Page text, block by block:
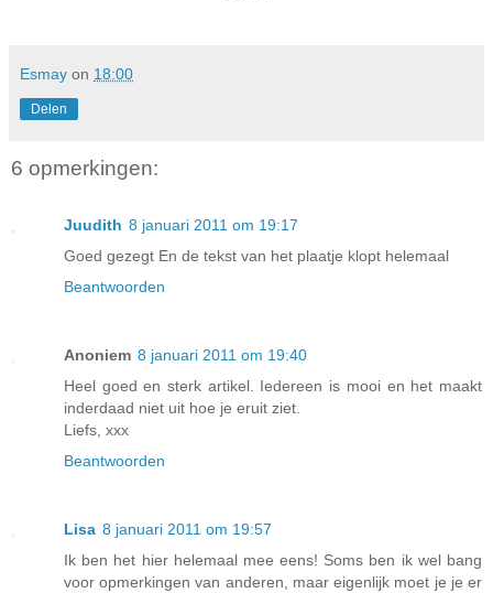
Esmay on 18:00
Delen
6 opmerkingen:
Juudith 8 januari 2011 om 19:17
Goed gezegt En de tekst van het plaatje klopt helemaal
Beantwoorden
Anoniem 8 januari 2011 om 19:40
Heel goed en sterk artikel. Iedereen is mooi en het maakt
inderdaad niet uit hoe je eruit ziet.
Liefs, xxx
Beantwoorden
Lisa 8 januari 2011 om 19:57
Ik ben het hier helemaal mee eens! Soms ben ik wel bang
voor opmerkingen van anderen, maar eigenlijk moet je je er